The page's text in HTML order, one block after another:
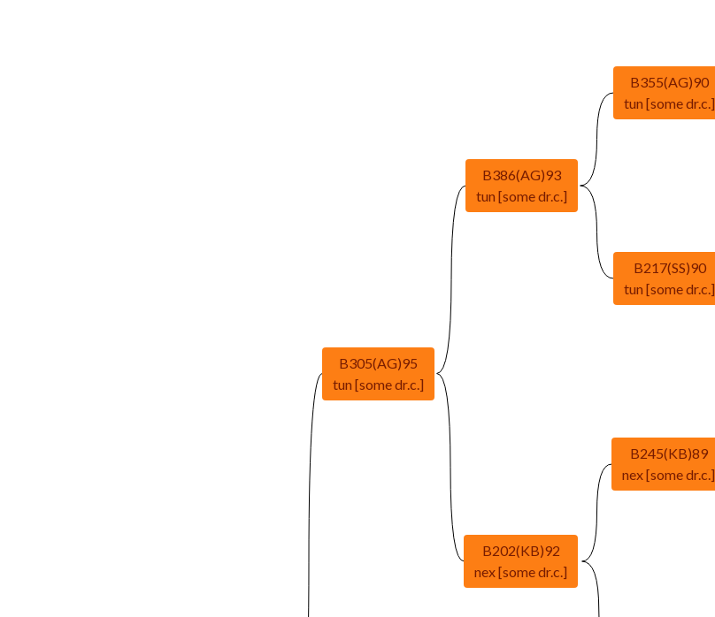
B245(KB)89
nex [some dr.c.]
B202(KB)92
nex [some dr.c.]
B217(SS)90
tun [some dr.c.]
B355(AG)90
tun [some dr.c.]
B386(AG)93
tun [some dr.c.]
B305(AG)95
tun [some dr.c.]